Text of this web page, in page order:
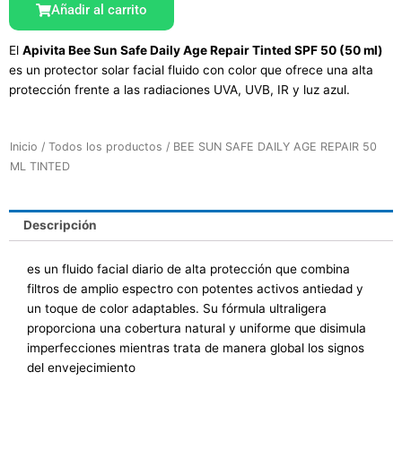
Añadir al carrito
El Apivita Bee Sun Safe Daily Age Repair Tinted SPF 50 (50 ml)
es un protector solar facial fluido con color que ofrece una alta
protección frente a las radiaciones UVA, UVB, IR y luz azul.
Inicio / Todos los productos / BEE SUN SAFE DAILY AGE REPAIR 50
ML TINTED
Descripción
es un fluido facial diario de alta protección que combina
filtros de amplio espectro con potentes activos antiedad y
un toque de color adaptables. Su fórmula ultraligera
proporciona una cobertura natural y uniforme que disimula
imperfecciones mientras trata de manera global los signos
del envejecimiento